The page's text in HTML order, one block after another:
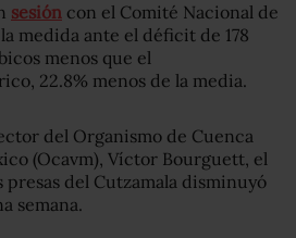
sesión con el Comité Nacional de
medida ante el déficit de 178
menos que el
22.8% menos de la media.
del Organismo de Cuenca
(Ocavm), Víctor Bourguett, el
presas del Cutzamala disminuyó
semana.